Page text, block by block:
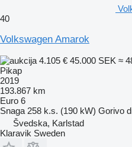
40
Volkswagen Amarok
4.105 € 45.000 SEK ≈
Pikap
2019
193.867 km
Euro 6
Snaga 258 k.s. (190 kW) Gorivo
Švedska, Karlstad
Klaravik Sweden